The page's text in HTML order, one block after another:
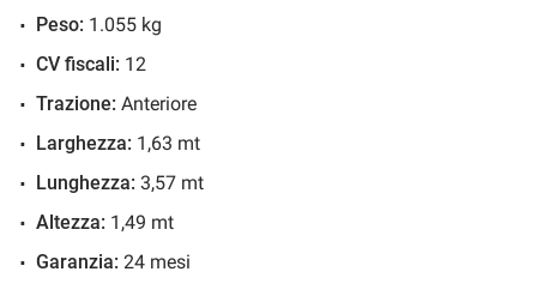
Controllo elettronico della corsia
Controllo trazione
Controllo vocale
Cronologia tagliandi
Cruise Control
ESP
Peso: 1.055 kg
CV fiscali: 12
Trazione: Anteriore
Larghezza: 1,63 mt
Lunghezza: 3,57 mt
Altezza: 1,49 mt
Garanzia: 24 mesi